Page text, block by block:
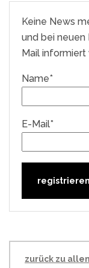
Keine News
und bei
Mail informiert
Name*
E-Mail*
zurück zu